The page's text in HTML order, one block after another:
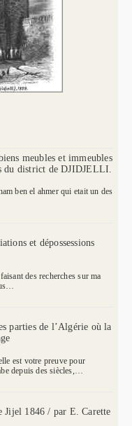
meubles et immeubles
du district de DJIDJELLI.
ben el ahmer qui etait un des
et dépossessions
des recherches sur ma
parties de l’Algérie où la
est votre preuve pour
depuis des siècles,…
Jijel 1846 / par E. Carette